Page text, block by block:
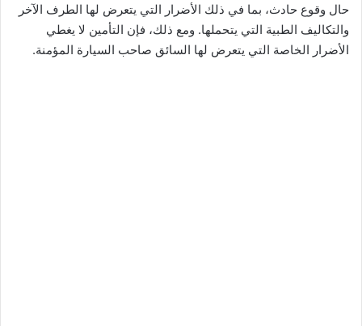
حال وقوع حادث، بما في ذلك الأضرار التي يتعرض لها الطرف الآخر
والتكاليف الطبية التي يتحملها. ومع ذلك، فإن التأمين لا يغطي
الأضرار الخاصة التي يتعرض لها السائق صاحب السيارة المؤمنة.